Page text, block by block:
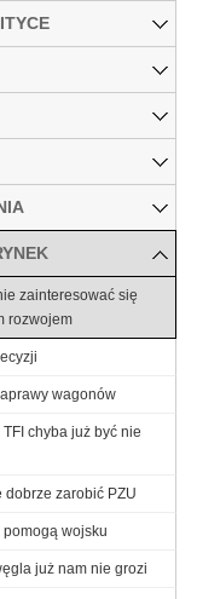
zainteresować się
rozwojem
wagonów
chyba już być nie
dobrze zarobić PZU
wojsku
już nam nie grozi